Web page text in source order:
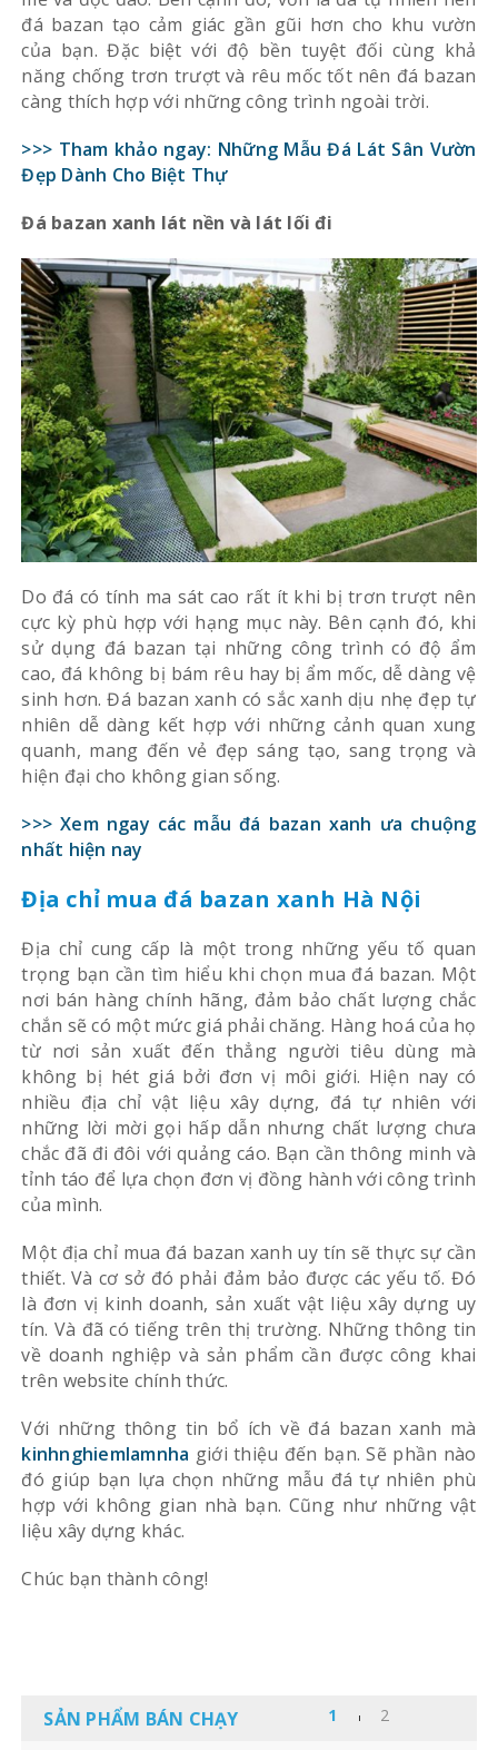
đá bazan tạo cảm giác gần gũi hơn cho khu vườn
của bạn. Đặc biệt với độ bền tuyệt đối cùng khả
năng chống trơn trượt và rêu mốc tốt nên đá bazan
càng thích hợp với những công trình ngoài trời.
>>> Tham khảo ngay: Những Mẫu Đá Lát Sân Vườn
Đẹp Dành Cho Biệt Thự
Đá bazan xanh lát nền và lát lối đi
Do đá có tính ma sát cao rất ít khi bị trơn trượt nên
cực kỳ phù hợp với hạng mục này. Bên cạnh đó, khi
sử dụng đá bazan tại những công trình có độ ẩm
cao, đá không bị bám rêu hay bị ẩm mốc, dễ dàng vệ
sinh hơn. Đá bazan xanh có sắc xanh dịu nhẹ đẹp tự
nhiên dễ dàng kết hợp với những cảnh quan xung
quanh, mang đến vẻ đẹp sáng tạo, sang trọng và
hiện đại cho không gian sống.
>>> Xem ngay các mẫu đá bazan xanh ưa chuộng
nhất hiện nay
Địa chỉ mua đá bazan xanh Hà Nội
Địa chỉ cung cấp là một trong những yếu tố quan
trọng bạn cần tìm hiểu khi chọn mua đá bazan. Một
nơi bán hàng chính hãng, đảm bảo chất lượng chắc
chắn sẽ có một mức giá phải chăng. Hàng hoá của họ
từ nơi sản xuất đến thẳng người tiêu dùng mà
không bị hét giá bởi đơn vị môi giới. Hiện nay có
nhiều địa chỉ vật liệu xây dựng, đá tự nhiên với
những lời mời gọi hấp dẫn nhưng chất lượng chưa
chắc đã đi đôi với quảng cáo. Bạn cần thông minh và
tỉnh táo để lựa chọn đơn vị đồng hành với công trình
của mình.
Một địa chỉ mua đá bazan xanh uy tín sẽ thực sự cần
thiết. Và cơ sở đó phải đảm bảo được các yếu tố. Đó
là đơn vị kinh doanh, sản xuất vật liệu xây dựng uy
tín. Và đã có tiếng trên thị trường. Những thông tin
về doanh nghiệp và sản phẩm cần được công khai
trên website chính thức.
Với những thông tin bổ ích về đá bazan xanh mà
kinhnghiemlamnha giới thiệu đến bạn. Sẽ phần nào
đó giúp bạn lựa chọn những mẫu đá tự nhiên phù
hợp với không gian nhà bạn. Cũng như những vật
liệu xây dựng khác.
Chúc bạn thành công!
SẢN PHẨM BÁN CHẠY